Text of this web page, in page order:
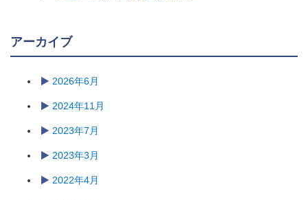
アーカイブ
2026年6月
2024年11月
2023年7月
2023年3月
2022年4月